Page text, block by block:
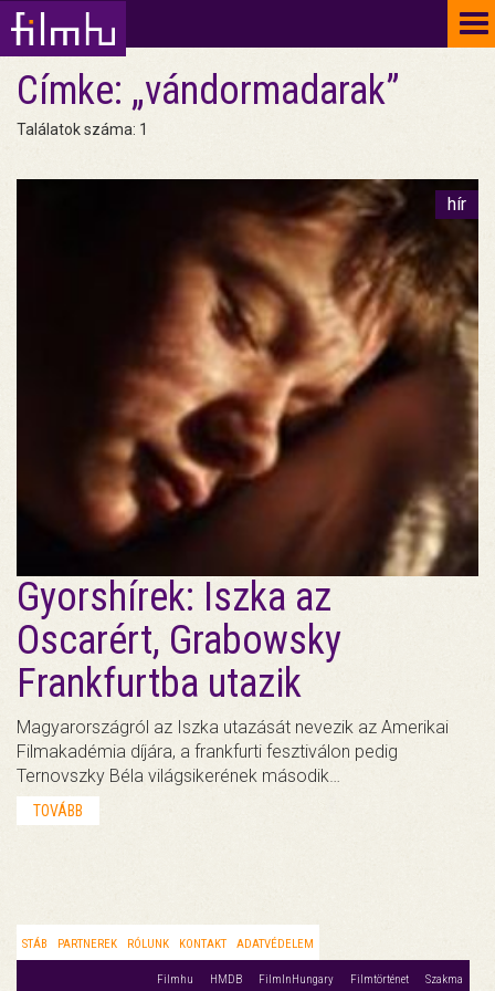
Címke: „vándormadarak”
Találatok száma: 1
hír
Gyorshírek: Iszka az
Oscarért, Grabowsky
Frankfurtba utazik
Magyarországról az Iszka utazását nevezik az Amerikai
Filmakadémia díjára, a frankfurti fesztiválon pedig
Ternovszky Béla világsikerének második…
TOVÁBB
STÁB PARTNEREK RÓLUNK KONTAKT ADATVÉDELEM
Filmhu HMDB FilmInHungary Filmtörténet Szakma